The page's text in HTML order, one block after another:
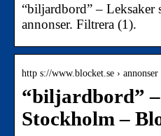
“biljardbord” – Leksaker
annonser. Filtrera (1).
http s://www.blocket.se ›
“biljardbord” –
Stockholm –